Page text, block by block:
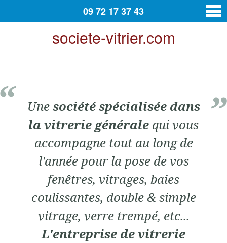
09 72 17 37 43
societe-vitrier.com
Unesociété spécialisée dans
la vitrerie générale qui vous
accompagne tout au long de
l'année pour la pose de vos
fenêtres, vitrages, baies
coulissantes, double & simple
vitrage, verre trempé, etc...
L'entreprise de vitrerie